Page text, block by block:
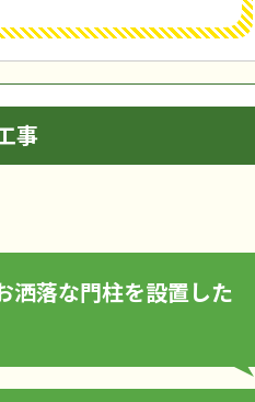
事
洒落な門柱を設置した